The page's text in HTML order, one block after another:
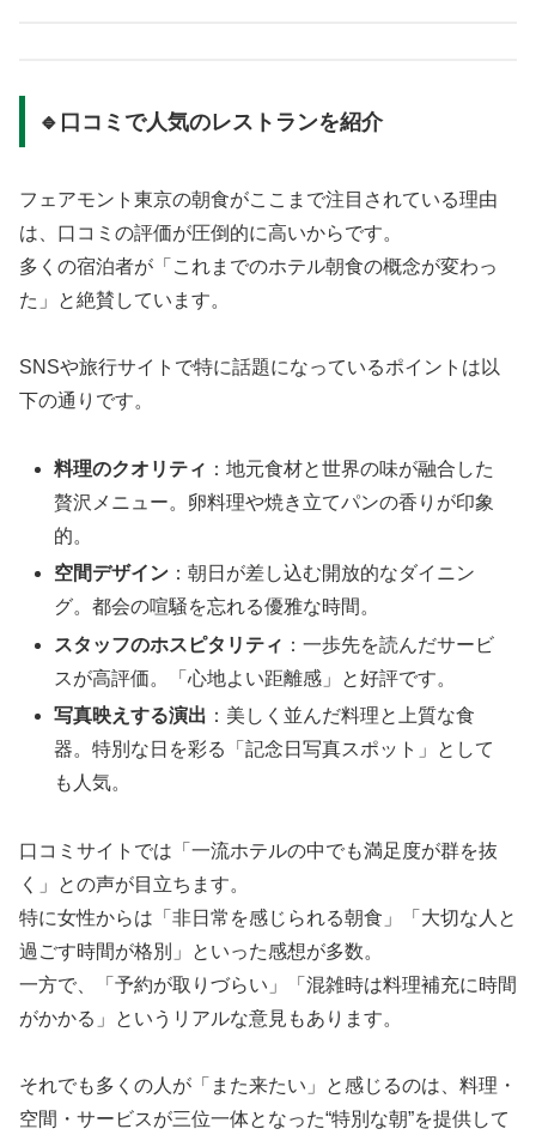
🔹口コミで人気のレストランを紹介
フェアモント東京の朝食がここまで注目されている理由
は、口コミの評価が圧倒的に高いからです。
多くの宿泊者が「これまでのホテル朝食の概念が変わっ
た」と絶賛しています。
SNSや旅行サイトで特に話題になっているポイントは以
下の通りです。
料理のクオリティ ：地元食材と世界の味が融合した
贅沢メニュー。卵料理や焼き立てパンの香りが印象
的。
空間デザイン ：朝日が差し込む開放的なダイニン
グ。都会の喧騒を忘れる優雅な時間。
スタッフのホスピタリティ ：一歩先を読んだサービ
スが高評価。「心地よい距離感」と好評です。
写真映えする演出 ：美しく並んだ料理と上質な食
器。特別な日を彩る「記念日写真スポット」として
も人気。
口コミサイトでは「一流ホテルの中でも満足度が群を抜
く」との声が目立ちます。
特に女性からは「非日常を感じられる朝食」「大切な人と
過ごす時間が格別」といった感想が多数。
一方で、「予約が取りづらい」「混雑時は料理補充に時間
がかかる」というリアルな意見もあります。
それでも多くの人が「また来たい」と感じるのは、料理・
空間・サービスが三位一体となった“特別な朝”を提供して